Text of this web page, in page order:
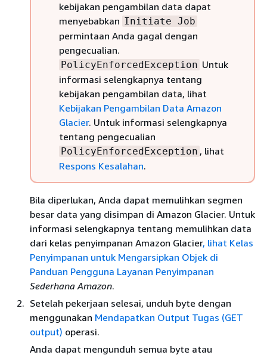
kebijakan pengambilan data dapat
menyebabkan Initiate Job
permintaan Anda gagal dengan
pengecualian.
PolicyEnforcedException Untuk
informasi selengkapnya tentang
kebijakan pengambilan data, lihat
Kebijakan Pengambilan Data Amazon
Glacier. Untuk informasi selengkapnya
tentang pengecualian
PolicyEnforcedException , lihat
Respons Kesalahan.
Bila diperlukan, Anda dapat memulihkan segmen
besar data yang disimpan di Amazon Glacier. Untuk
informasi selengkapnya tentang memulihkan data
dari kelas penyimpanan Amazon Glacier, lihat Kelas
Penyimpanan untuk Mengarsipkan Objek di
Panduan Pengguna Layanan Penyimpanan
Sederhana Amazon.
Setelah pekerjaan selesai, unduh byte dengan
menggunakan Mendapatkan Output Tugas (GET
output) operasi.
Anda dapat mengunduh semua byte atau